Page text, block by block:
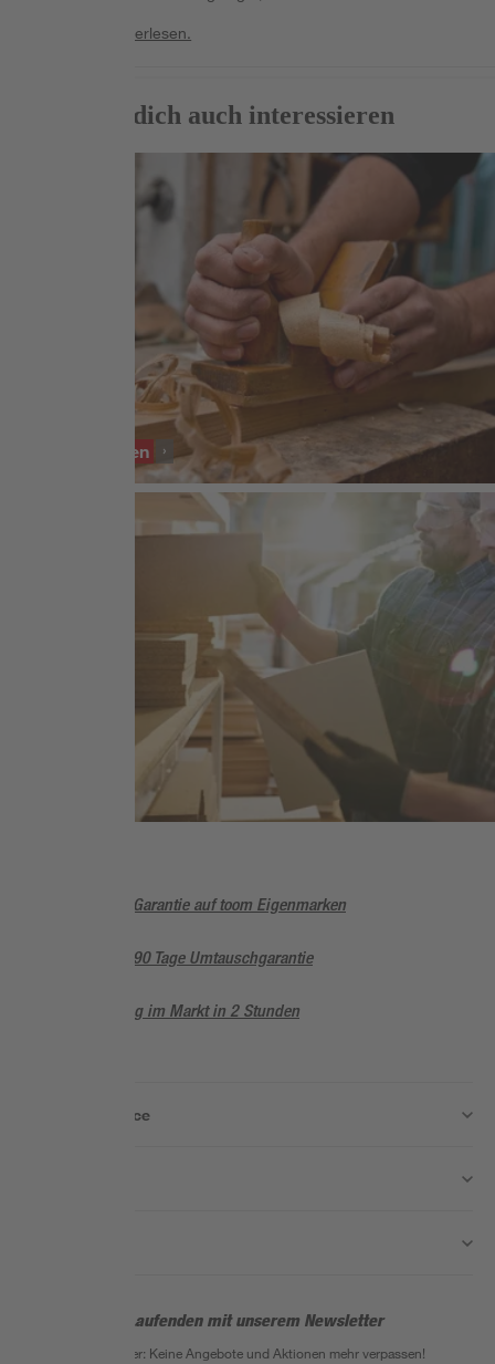
Weiterlesen.
Das könnte dich auch interessieren
Hobel & Fräsen
5 Jahre Garantie auf toom Eigenmarken
Sorglos, 90 Tage Umtauschgarantie
Abholung im Markt in 2 Stunden
Wissen & Service
Bleib auf dem Laufenden mit unserem Newsletter
Der toom Newsletter: Keine Angebote und Aktionen mehr verpassen!